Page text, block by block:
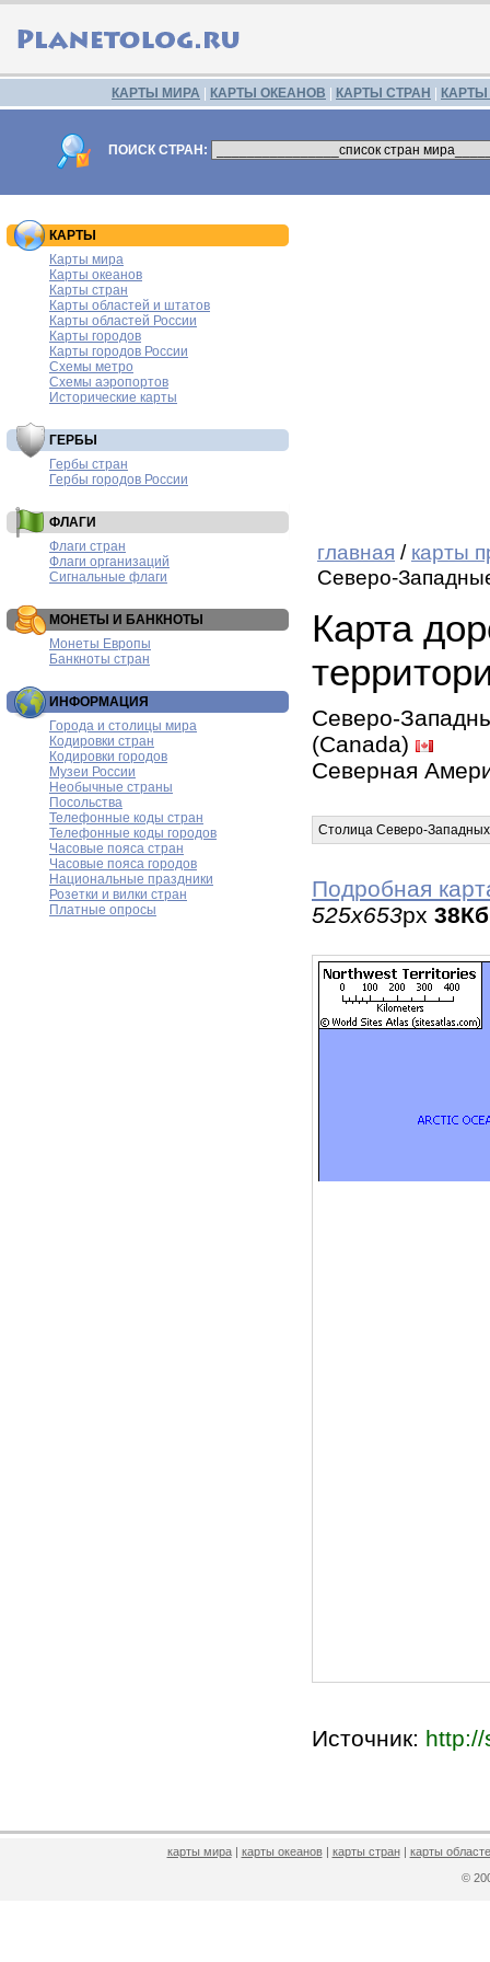
КАРТЫ МИРА КАРТЫ ОКЕАНОВ КАРТЫ СТРАН
ПОИСК СТРАН:
КАРТЫ
Карты мира
Карты океанов
Карты стран
Карты областей и штатов
Карты областей России
Карты городов
Карты городов России
Схемы метро
Схемы аэропортов
Исторические карты
ГЕРБЫ
Гербы стран
Гербы городов России
ФЛАГИ
Флаги стран
Флаги организаций
Сигнальные флаги
МОНЕТЫ И БАНКНОТЫ
Монеты Европы
Банкноты стран
ИНФОРМАЦИЯ
Города и столицы мира
Кодировки стран
Кодировки городов
Музеи России
Необычные страны
Посольства
Телефонные коды стран
Телефонные коды городов
Часовые пояса стран
Часовые пояса городов
Национальные праздники
Розетки и вилки стран
Платные опросы
главная / карты
Северо-
Карта
Северо-
(Canada)
Северная
Столица Северо-
Подробная
525x653px 38Кб
Источник:
карты мира| карты океанов| карты стран| карты
©